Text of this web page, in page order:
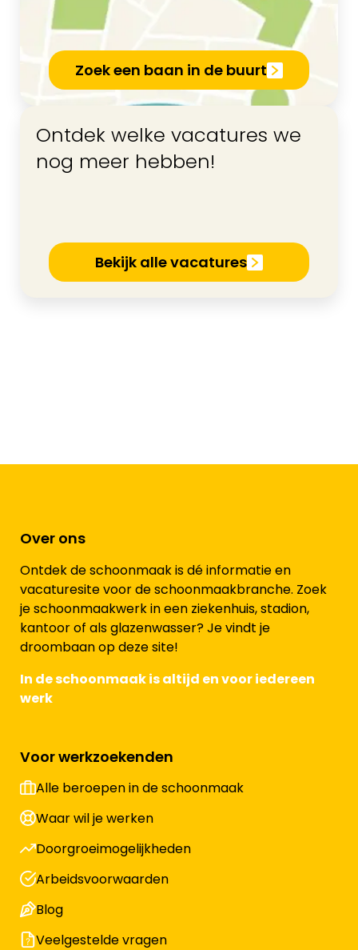
Zoek een baan in de buurt
Ontdek welke vacatures we
nog meer hebben!
Bekijk alle vacatures
Over ons
Ontdek de schoonmaak is dé informatie en
vacaturesite voor de schoonmaakbranche. Zoek
je schoonmaakwerk in een ziekenhuis, stadion,
kantoor of als glazenwasser? Je vindt je
droombaan op deze site!
In de schoonmaak is altijd en voor iedereen
werk
Voor werkzoekenden
Alle beroepen in de schoonmaak
Waar wil je werken
Doorgroeimogelijkheden
Arbeidsvoorwaarden
Blog
Veelgestelde vragen